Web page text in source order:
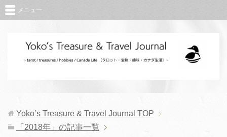
メニュー
Yoko’s Treasure & Travel Journal TOP
「2018年」の記事一覧